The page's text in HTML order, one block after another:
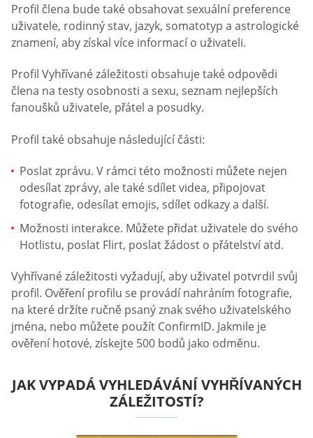
Profil člena bude také obsahovat sexuální preference
uživatele, rodinný stav, jazyk, somatotyp a astrologické
znamení, aby získal více informací o uživateli.
Profil Vyhřívané záležitosti obsahuje také odpovědi
člena na testy osobnosti a sexu, seznam nejlepších
fanoušků uživatele, přátel a posudky.
Profil také obsahuje následující části:
Poslat zprávu. V rámci této možnosti můžete nejen
odesílat zprávy, ale také sdílet videa, připojovat
fotografie, odesílat emojis, sdílet odkazy a další.
Možnosti interakce. Můžete přidat uživatele do svého
Hotlistu, poslat Flirt, poslat žádost o přátelství atd.
Vyhřívané záležitosti vyžadují, aby uživatel potvrdil svůj
profil. Ověření profilu se provádí nahráním fotografie,
na které držíte ručně psaný znak svého uživatelského
jména, nebo můžete použít ConfirmID. Jakmile je
ověření hotové, získejte 500 bodů jako odměnu.
JAK VYPADÁ VYHLEDÁVÁNÍ VYHŘÍVANÝCH
ZÁLEŽITOSTÍ?